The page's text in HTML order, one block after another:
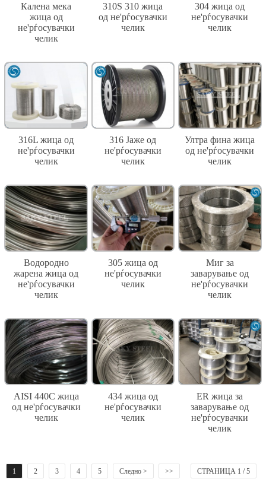
Калена мека
жица од
не'рѓосувачки
челик
310S 310 жица
од не'рѓосувачки
челик
304 жица од
не'рѓосувачки
челик
316L жица од
не'рѓосувачки
челик
316 Јаже од
не'рѓосувачки
челик
Ултра фина жица
од не'рѓосувачки
челик
Водородно
жарена жица од
не'рѓосувачки
челик
305 жица од
не'рѓосувачки
челик
Миг за
заварување од
не'рѓосувачки
челик
AISI 440C жица
од не'рѓосувачки
челик
434 жица од
не'рѓосувачки
челик
ER жица за
заварување од
не'рѓосувачки
челик
1 2 3 4 5 Следно > >> СТРАНИЦА 1 / 5